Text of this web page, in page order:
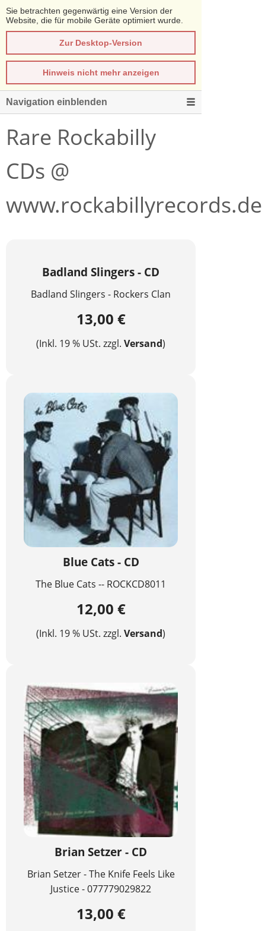
Sie betrachten gegenwärtig eine Version der
Website, die für mobile Geräte optimiert wurde.
Zur Desktop-Version
Hinweis nicht mehr anzeigen
Navigation einblenden
Rare Rockabilly
CDs @
www.rockabillyrecords.de
Badland Slingers - CD
Badland Slingers - Rockers Clan
13,00 €
(Inkl. 19 % USt. zzgl. Versand)
Blue Cats - CD
The Blue Cats -- ROCKCD8011
12,00 €
(Inkl. 19 % USt. zzgl. Versand)
Brian Setzer - CD
Brian Setzer - The Knife Feels Like
Justice - 077779029822
13,00 €